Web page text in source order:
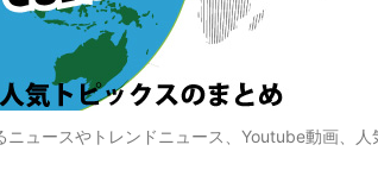
ュースやトレンドニュース、Youtube動画、